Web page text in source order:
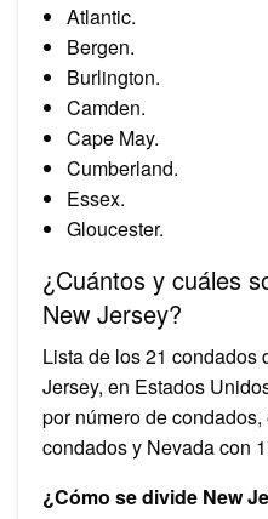
Atlantic.
Bergen.
Burlington.
Camden.
Cape May.
Cumberland.
Essex.
Gloucester.
¿Cuántos y cuáles
New Jersey?
Lista de los 21 condados
Jersey, en Estados
por número de
condados y Nevada con
¿Cómo se divide New